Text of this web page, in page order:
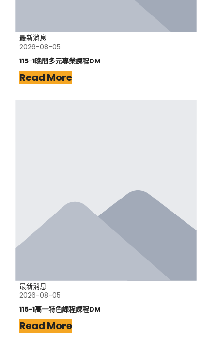
最新消息
2026-08-05
115-1晚間多元專業課程DM
Read More
最新消息
2026-08-05
115-1高一特色課程課程DM
Read More